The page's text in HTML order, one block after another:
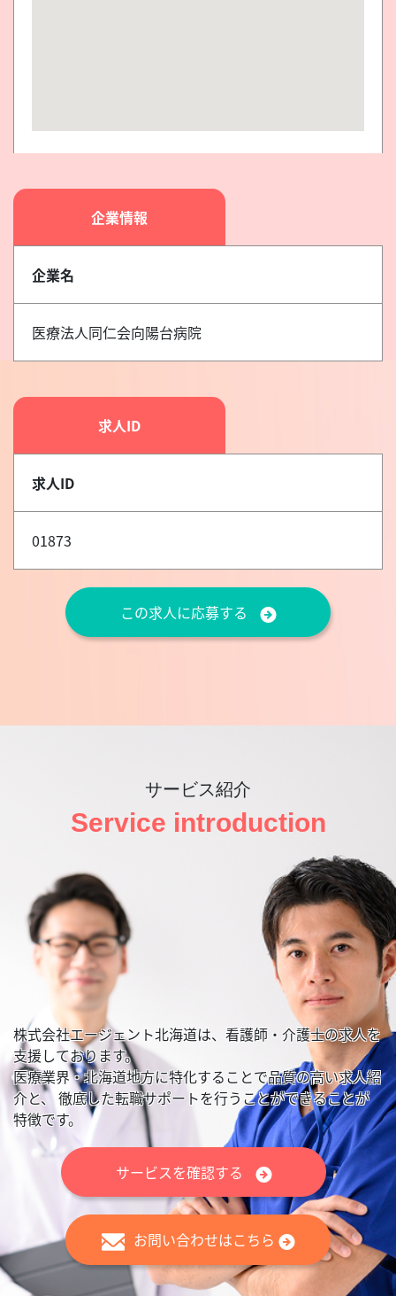
企業情報
企業名
医療法人同仁会向陽台病院
求人ID
求人ID
01873
この求人に応募する
サービス紹介
Service introduction
株式会社エージェント北海道は、看護師・介護士の求人を
支援しております。
医療業界・北海道地方に特化することで品質の高い求人紹
介と、 徹底した転職サポートを行うことができることが
特徴です。
サービスを確認する
お問い合わせはこちら